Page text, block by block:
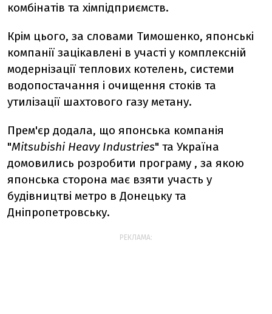
комбінатів та хімпідприємств.
Крім цього, за словами Тимошенко, японські
компанії зацікавлені в участі у комплексній
модернізації теплових котелень, системи
водопостачання і очищення стоків та
утилізації шахтового газу метану.
Прем'єр додала, що японська компанія
"Mitsubishi Heavy Industries" та Україна
домовились розробити програму , за якою
японська сторона має взяти участь у
будівництві метро в Донецьку та
Дніпропетровську.
РЕКЛАМА: